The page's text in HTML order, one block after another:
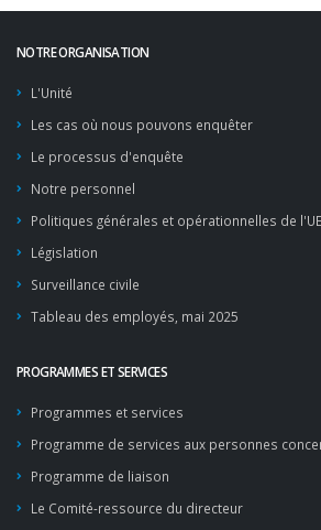
NOTRE ORGANISATION
L'Unité
Les cas où nous pouvons enquêter
Le processus d'enquête
Notre personnel
Politiques générales et opérationnelles de
Législation
Surveillance civile
Tableau des employés, mai 2025
PROGRAMMES ET SERVICES
Programmes et services
Programme de services aux personnes
Programme de liaison
Le Comité-ressource du directeur